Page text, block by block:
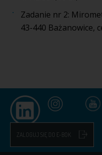
Zadanie nr 2:
43-440 Bażanowice,
ZALOGUJ SIĘ DO E-BOK